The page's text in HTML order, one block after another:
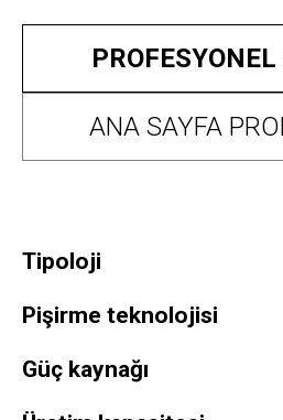
ANA SAYFA
Tipoloji
Pişirme teknolojisi
Güç kaynağı